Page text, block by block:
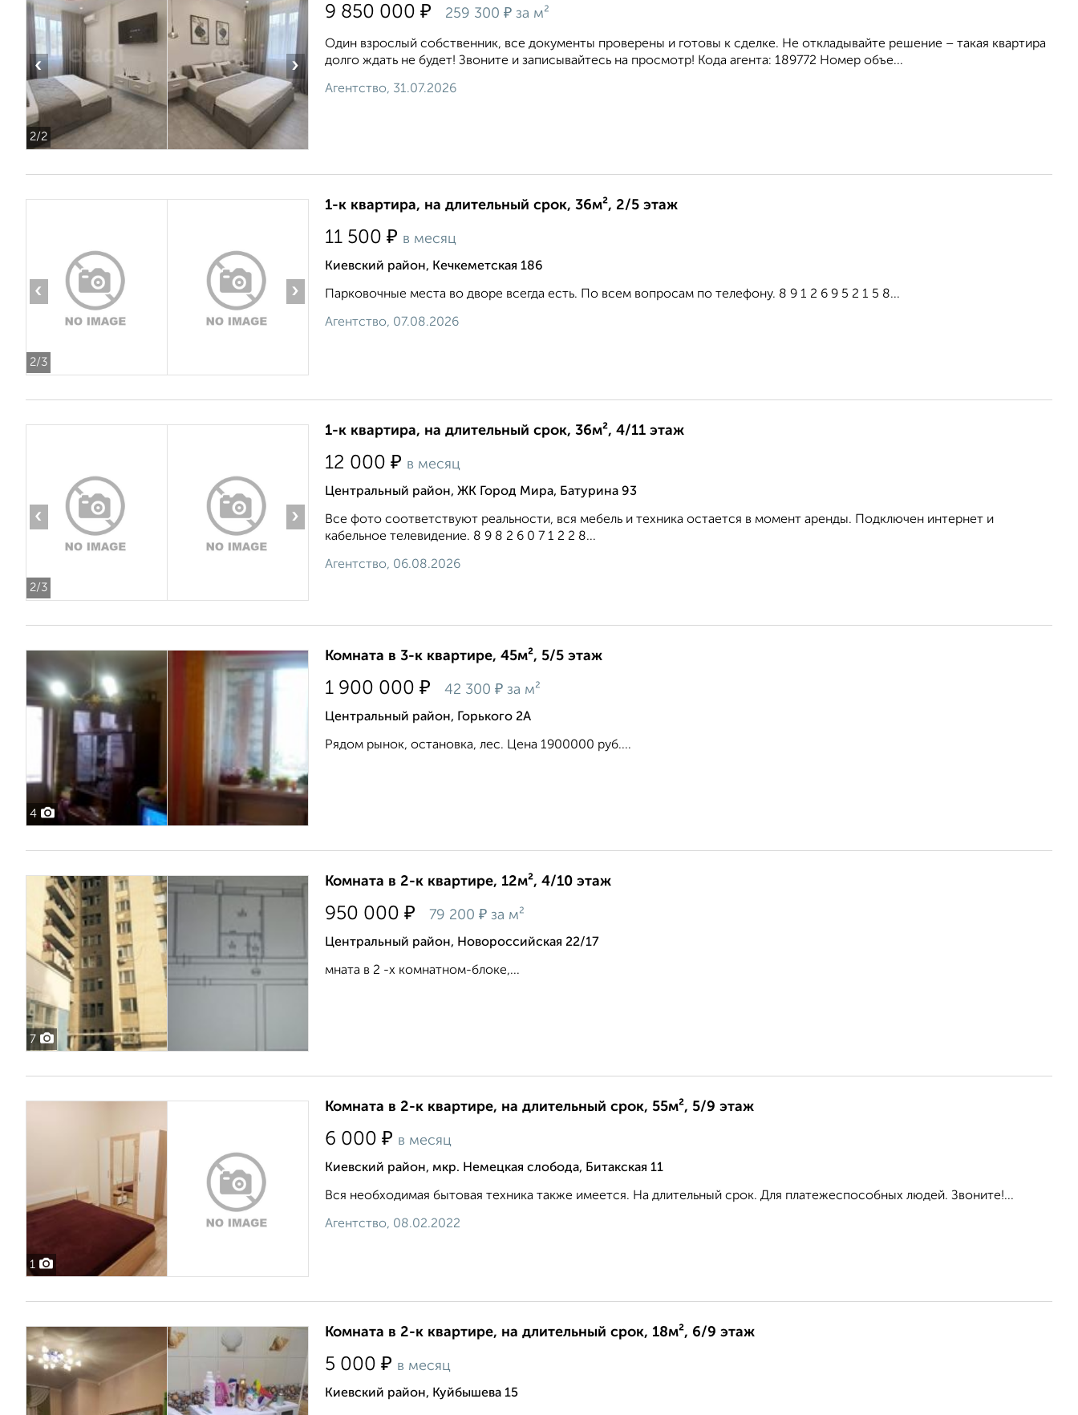
2/2
‹ ›
9 850 000 ₽ 259 300 ₽ за м²
Один взрослый собственник, все документы проверены и готовы к сделке. Не откладывайте решение – такая квартира
долго ждать не будет! Звоните и записывайтесь на просмотр! Кода агента: 189772 Номер объе...
Агентство, 31.07.2026
2/3
‹ ›
1-к квартира, на длительный срок, 36м², 2/5 этаж
11 500 ₽ в месяц
Киевский район, Кечкеметская 186
Парковочные места во дворе всегда есть. По всем вопросам по телефону. 8 9 1 2 6 9 5 2 1 5 8...
Агентство, 07.08.2026
2/3
‹ ›
1-к квартира, на длительный срок, 36м², 4/11 этаж
12 000 ₽ в месяц
Центральный район, ЖК Город Мира, Батурина 93
Все фото соответствуют реальности, вся мебель и техника остается в момент аренды. Подключен интернет и
кабельное телевидение. 8 9 8 2 6 0 7 1 2 2 8...
Агентство, 06.08.2026
4
Комната в 3-к квартире, 45м², 5/5 этаж
1 900 000 ₽ 42 300 ₽ за м²
Центральный район, Горького 2А
Рядом рынок, остановка, лес. Цена 1900000 руб....
7
Комната в 2-к квартире, 12м², 4/10 этаж
950 000 ₽ 79 200 ₽ за м²
Центральный район, Новороссийская 22/17
мната в 2 -х комнатном-блоке,...
1
Комната в 2-к квартире, на длительный срок, 55м², 5/9 этаж
6 000 ₽ в месяц
Киевский район, мкр. Немецкая слобода, Битакская 11
Вся необходимая бытовая техника также имеется. На длительный срок. Для платежеспособных людей. Звоните!...
Агентство, 08.02.2022
Комната в 2-к квартире, на длительный срок, 18м², 6/9 этаж
5 000 ₽ в месяц
Киевский район, Куйбышева 15